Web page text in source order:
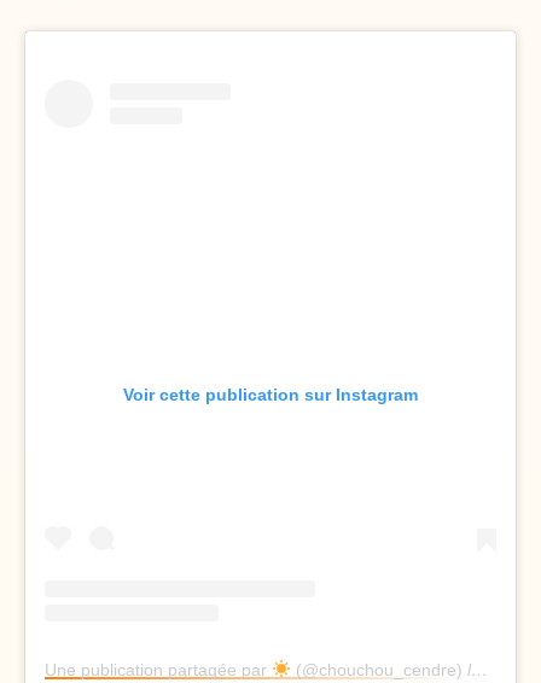
Voir cette publication sur Instagram
Une publication partagée par (@chouchou_cendre) le